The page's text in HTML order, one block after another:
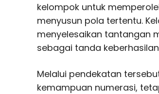
kelompok untuk
menyusun pola tertentu.
menyelesaikan tantangan
sebagai tanda
Melalui pendekatan
kemampuan numerasi,